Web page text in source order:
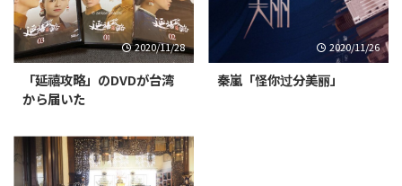
2020/11/28
「延禧攻略」のDVDが台湾
から届いた
2020/11/26
秦嵐「怪你过分美丽」